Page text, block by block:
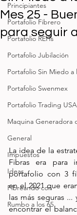
Principiantes
Portafolio Fibrero
Portafolio REITs
Portafolio Jubilación
Portafolio Sin Miedo a
Portafolio Swenmex
Portafolio Trading
Maquina Generadora
General
Impuestos
Ideas
Fibreando con
Rumbo a los 65
Mes 25 -
para seguir
La idea de la
Fibras era para
portafolio con 3
en el 2021 que
las más seguras
encontrar el